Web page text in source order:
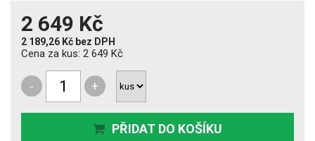
2 649 Kč
2 189,26 Kč bez DPH
Cena za kus: 2 649 Kč
- +
PŘIDAT DO KOŠÍKU